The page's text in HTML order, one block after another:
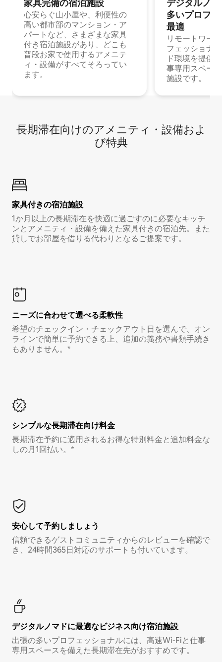
家具完備の宿⁠泊⁠施⁠設
心安らぐ山小屋や、利便性の
高い都市部のマンション・ア
パートなど、さまざまな家具
付き宿泊施設があり、どこも
普段お家で使用するアメニテ
ィ・設備がすべてそろってい
ます。
デジタルノ
多⁠いプ⁠ロ⁠フ⁠
最⁠適
リモートワー
フェッショナ
ド環境を提供
事専用スペー
施設です。
長期滞在向け⁠のア⁠メ⁠ニ⁠テ⁠ィ⁠・設⁠備⁠およ
び特⁠典
家具付き⁠の宿⁠泊⁠施⁠設
1か月以上の長期滞在を快適に過ごすのに必要なキッチ
ンとアメニティ・設備を備えた家具付きの宿泊先。また
貸しでお部屋を借りる代わりとなるご提案です。
ニーズに合わせて選べる柔軟性
希望のチェックイン・チェックアウト日を選んで、オン
ラインで簡単に予約できる上、追加の義務や書類手続き
もありません。*
シンプルな長期滞在向け料金
長期滞在予約に適用されるお得な特別料金と追加料金な
しの月1回払い。*
安心して予約しましょう
信頼できるゲストコミュニティからのレビューを確認で
き、24時間365日対応のサポートも付いています。
デジタルノマド⁠に最⁠適⁠なビ⁠ジ⁠ネ⁠ス⁠向⁠け宿⁠泊⁠施⁠設
出張の多いプロフェッショナルには、高速Wi-Fiと仕事
専用スペースを備えた長期滞在先がおすすめです。